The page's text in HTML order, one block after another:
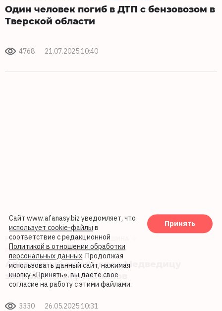
Один человек погиб в ДТП с бензовозом в
Тверской области
4768 21.07.2025 10:40
РЕМОНТ ДОРОГ
НОВОСТИ КАШИНА
Р132 «ЗОЛОТОЕ КОЛЬЦО»
Аварийный мост через Медведицу
закроют для грузовиков
3330 26.05.2025 10:31
Сайт www.afanasy.biz уведомляет, что
использует cookie-файлы в
соответствие с редакционной
Политикой в отношении обработки
персональных данных. Продолжая
использовать данный сайт, нажимая
кнопку «Принять», вы даете свое
согласие на работу с этими файлами.
Принять